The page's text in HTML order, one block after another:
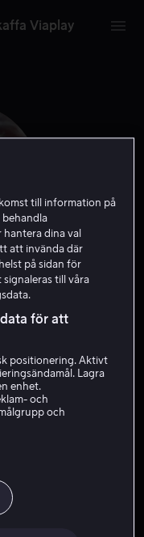
Viaplay
kr
till information på
behandla
dina val
att invända där
på sidan för
signaleras till våra
för att
positionering. Aktivt
Lagra
enhet.
och
och